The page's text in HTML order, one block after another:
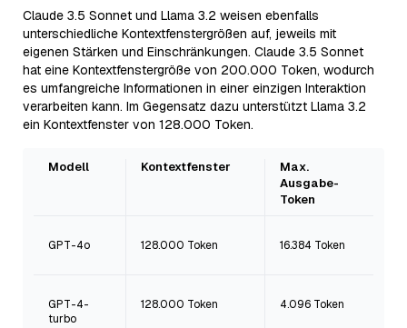
Claude 3.5 Sonnet und Llama 3.2 weisen ebenfalls
unterschiedliche Kontextfenstergrößen auf, jeweils mit
eigenen Stärken und Einschränkungen. Claude 3.5 Sonnet
hat eine Kontextfenstergröße von 200.000 Token, wodurch
es umfangreiche Informationen in einer einzigen Interaktion
verarbeiten kann. Im Gegensatz dazu unterstützt Llama 3.2
ein Kontextfenster von 128.000 Token.
Modell Kontextfenster
Max.
Ausgabe-
Token
GPT-4o 128.000 Token 16.384 Token
GPT-4-
turbo
128.000 Token 4.096 Token